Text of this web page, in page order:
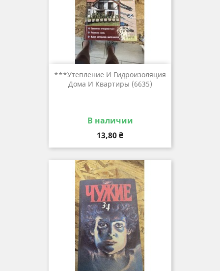
***утепление И Гидроизоляция
Дома И Квартиры (6635)
В наличии
Цена
13,80 ₴